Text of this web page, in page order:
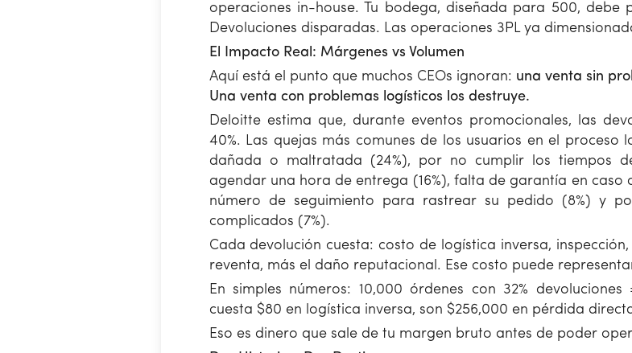
operaciones in-house. Tu bodega, diseñada para 500, debe
Devoluciones disparadas. Las operaciones 3PL ya
El Impacto Real: Márgenes vs Volumen
Aquí está el punto que muchos CEOs ignoran: una venta sin
Una venta con problemas logísticos los destruye.
Deloitte estima que, durante eventos promocionales, las
40%. Las quejas más comunes de los usuarios en el
dañada o maltratada (24%), por no cumplir los tiempos
agendar una hora de entrega (16%), falta de garantía en caso
número de seguimiento para rastrear su pedido (8%) y
complicados (7%).
Cada devolución cuesta: costo de logística inversa,
reventa, más el daño reputacional. Ese costo puede
En simples números: 10,000 órdenes con 32%
cuesta $80 en logística inversa, son $256,000 en pérdida
Eso es dinero que sale de tu margen bruto antes de poder